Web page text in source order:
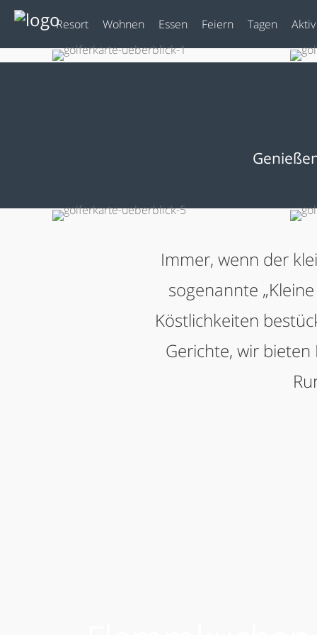
Resort Wohnen Essen Feiern Tagen
Immer, wenn der
sogenannte
Köstlichkeiten
Gerichte, wir